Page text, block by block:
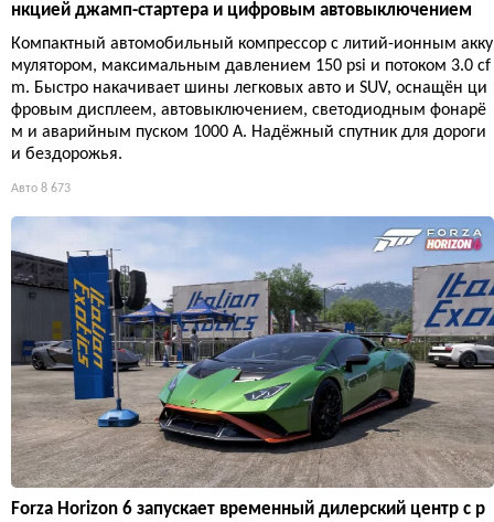
нкцией джамп-стартера и цифровым автовыключением
Компактный автомобильный компрессор с литий-ионным акку
мулятором, максимальным давлением 150 psi и потоком 3.0 cf
m. Быстро накачивает шины легковых авто и SUV, оснащён ци
фровым дисплеем, автовыключением, светодиодным фонарё
м и аварийным пуском 1000 А. Надёжный спутник для дороги
и бездорожья.
Авто 8 673
Forza Horizon 6 запускает временный дилерский центр с р